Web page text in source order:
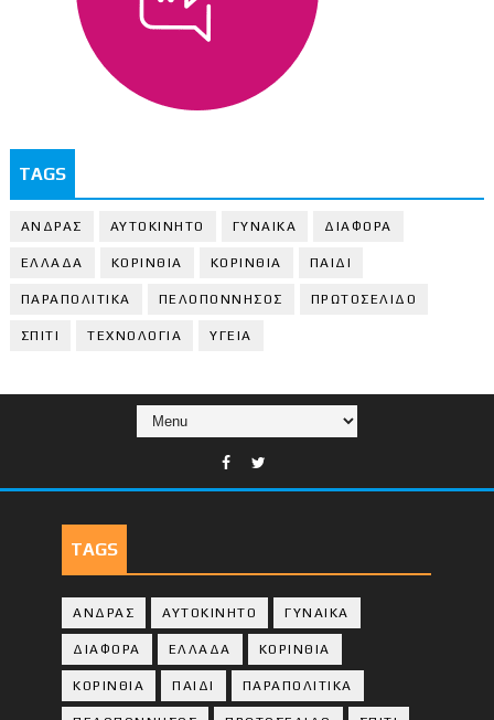
TAGS
ΑΝΔΡΑΣ ΑΥΤΟΚΙΝΗΤΟ ΓΥΝΑΙΚΑ ΔΙΑΦΟΡΑ
ΕΛΛΑΔΑ ΚΟΡΙΝΘΙΑ ΚΟΡΙΝΘΙA ΠΑΙΔΙ
ΠΑΡΑΠΟΛΙΤΙΚΑ ΠΕΛΟΠΟΝΝΗΣΟΣ ΠΡΩΤΟΣΕΛΙΔΟ
ΣΠΙΤΙ ΤΕΧΝΟΛΟΓΙΑ ΥΓΕΙΑ
TAGS
ΑΝΔΡΑΣ ΑΥΤΟΚΙΝΗΤΟ ΓΥΝΑΙΚΑ
ΔΙΑΦΟΡΑ ΕΛΛΑΔΑ ΚΟΡΙΝΘΙΑ
ΚΟΡΙΝΘΙA ΠΑΙΔΙ ΠΑΡΑΠΟΛΙΤΙΚΑ